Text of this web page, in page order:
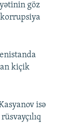
göz
kiçik
isə